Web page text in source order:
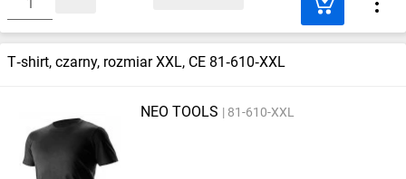
T‑shirt, czarny, rozmiar XXL, CE 81‑610‑XXL
NEO TOOLS 81-610-XXL